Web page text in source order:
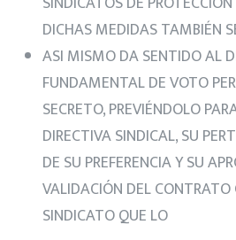
DICHAS MEDIDAS TAMBIÉN
ASI MISMO DA SENTIDO AL
FUNDAMENTAL DE VOTO
SECRETO, PREVIÉNDOLO
DIRECTIVA SINDICAL, SU
DE SU PREFERENCIA Y SU
VALIDACIÓN DEL
SINDICATO QUE LO